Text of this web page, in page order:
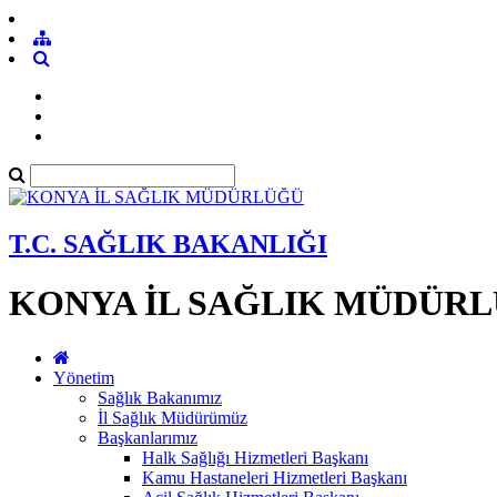
T.C. SAĞLIK BAKANLIĞI
KONYA İL SAĞLIK
Yönetim
Sağlık Bakanımız
İl Sağlık Müdürümüz
Başkanlarımız
Halk Sağlığı Hizmetleri Başkanı
Kamu Hastaneleri Hizmetleri Başkanı